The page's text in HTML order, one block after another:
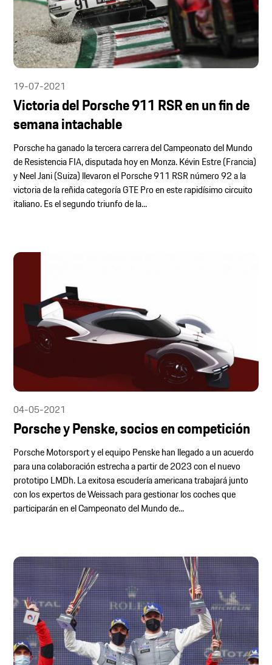
19-07-2021
Victoria del Porsche 911 RSR en un fin de
semana intachable
Porsche ha ganado la tercera carrera del Campeonato del Mundo
de Resistencia FIA, disputada hoy en Monza. Kévin Estre (Francia)
y Neel Jani (Suiza) llevaron el Porsche 911 RSR número 92 a la
victoria de la reñida categoría GTE Pro en este rapidísimo circuito
italiano. Es el segundo triunfo de la...
04-05-2021
Porsche y Penske, socios en competición
Porsche Motorsport y el equipo Penske han llegado a un acuerdo
para una colaboración estrecha a partir de 2023 con el nuevo
prototipo LMDh. La exitosa escudería americana trabajará junto
con los expertos de Weissach para gestionar los coches que
participarán en el Campeonato del Mundo de...